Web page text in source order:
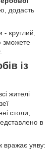
додасть
- круглий,
зможете
із
жителі
столи,
в
вражає уяву: